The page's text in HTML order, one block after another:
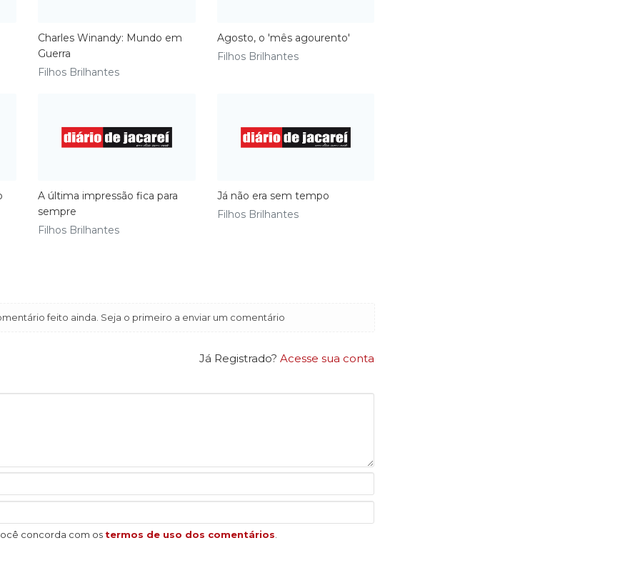
Charles Winandy: Mundo em
Guerra
Filhos Brilhantes
Agosto, o 'mês agourento'
Filhos Brilhantes
A última impressão fica para
sempre
Filhos Brilhantes
Já não era sem tempo
Filhos Brilhantes
feito ainda. Seja o primeiro a enviar um comentário
Já Registrado? Acesse sua conta
concorda com os termos de uso dos comentários.